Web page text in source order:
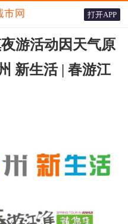
打开APP
游活动因天气原
新生活 | 春游江